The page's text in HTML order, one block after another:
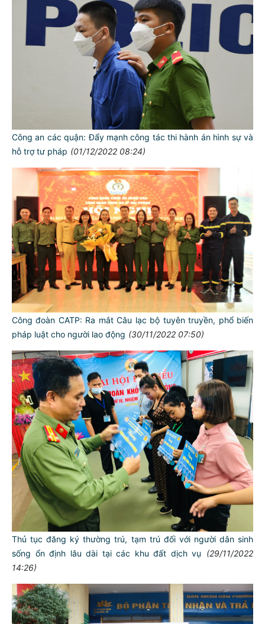
Công an các quận: Đẩy mạnh công tác thi hành án hình sự và
hỗ trợ tư pháp (01/12/2022 08:24)
Công đoàn CATP: Ra mắt Câu lạc bộ tuyên truyền, phổ biến
pháp luật cho người lao động (30/11/2022 07:50)
Thủ tục đăng ký thường trú, tạm trú đối với người dân sinh
sống ổn định lâu dài tại các khu đất dịch vụ
(29/11/2022
14:26)